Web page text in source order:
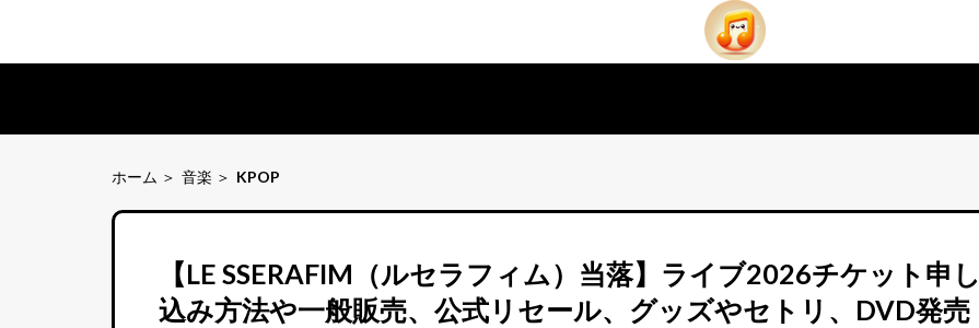
ホーム 音楽 KPOP
【LE SSERAFIM（ルセラフィム）当落】ライブ2026チケット申し
込み方法や一般販売、公式リセール、グッズやセトリ、DVD発売